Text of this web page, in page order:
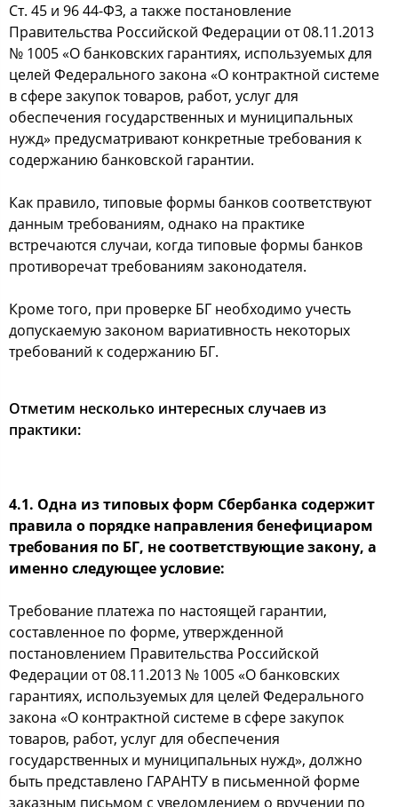
Ст. 45 и 96 44-ФЗ, а также постановление
Правительства Российской Федерации от 08.11.2013
№ 1005 «О банковских гарантиях, используемых для
целей Федерального закона «О контрактной системе
в сфере закупок товаров, работ, услуг для
обеспечения государственных и муниципальных
нужд» предусматривают конкретные требования к
содержанию банковской гарантии.
Как правило, типовые формы банков соответствуют
данным требованиям, однако на практике
встречаются случаи, когда типовые формы банков
противоречат требованиям законодателя.
Кроме того, при проверке БГ необходимо учесть
допускаемую законом вариативность некоторых
требований к содержанию БГ.
Отметим несколько интересных случаев из
практики:
4.1. Одна из типовых форм Сбербанка содержит
правила о порядке направления бенефициаром
требования по БГ, не соответствующие закону, а
именно следующее условие:
Требование платежа по настоящей гарантии,
составленное по форме, утвержденной
постановлением Правительства Российской
Федерации от 08.11.2013 № 1005 «О банковских
гарантиях, используемых для целей Федерального
закона «О контрактной системе в сфере закупок
товаров, работ, услуг для обеспечения
государственных и муниципальных нужд», должно
быть представлено ГАРАНТУ в письменной форме
заказным письмом с уведомлением о вручении по